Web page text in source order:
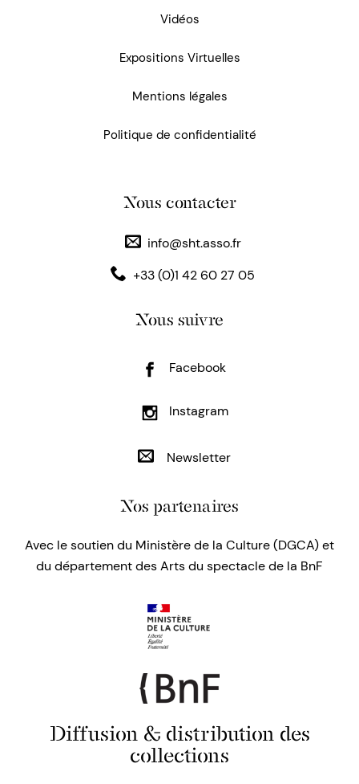
Vidéos
Expositions Virtuelles
Mentions légales
Politique de confidentialité
Nous contacter
info@sht.asso.fr
+33 (0)1 42 60 27 05
Nous suivre
Facebook
Instagram
Newsletter
Nos partenaires
Avec le soutien du Ministère de la Culture (DGCA) et
du département des Arts du spectacle de la BnF
Diffusion & distribution des
collections